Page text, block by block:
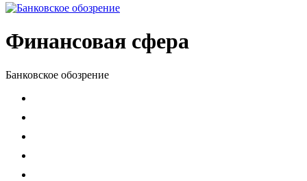
Финансовая сфера
Банковское обозрение